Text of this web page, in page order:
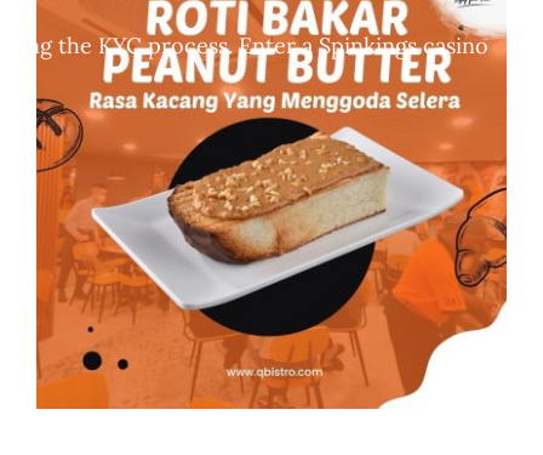
the KYC process. Enter a Spinkings casino